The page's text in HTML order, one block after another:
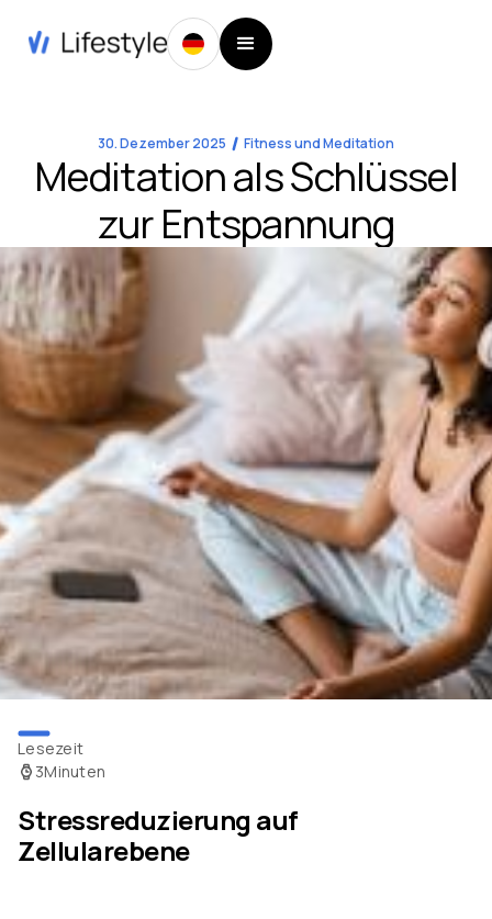
30. Dezember 2025 Fitness und Meditation
Meditation als Schlüssel
zur Entspannung
Lesezeit
3Minuten
Stressreduzierung auf
Zellularebene